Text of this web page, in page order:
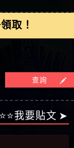
無法出
Robinhood是
詐騙的錢怎
中【免費討回
詐騙 FLTO是
你如何拿回
】八旬老翁被
是不是詐騙
小心群組暗椿
手法 （受害
不是詐騙 當
深信當當高獲
毀謗欸哈哈哈
錢就不給出
出金出
一樣的狀況
財金 註冊領取！
查詢
⭐⭐我要貼文 ➤